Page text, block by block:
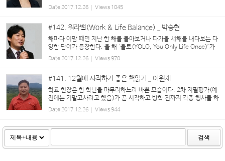
획 중 하나인 것이다. 아무래도 혼자 끝까지 끌고 나가기에는 뒷심이
부족할 거 같아서 교구 전체에 선...
Date2017.12.26 Views 1045
#142. 워라밸(Work & Life Balance) _ 박승현
해마다 이맘 때면 지난 한 해를 돌아보거나 다가올 새해를 내다보는 다
양한 단어가 등장한다. 올 해 ‘욜로(YOLO, You Only Life Once)’가
미디어에 꾸준히 등장했다면, 2018년 트렌드 전망에는 ‘워라밸’이라
는 단어가 있다. 일과 삶의 균형...
Date2017.12.26 Views970
#141. 12월에 시작하기 좋은 책읽기 _ 이원재
학교 현장은 한 학년을 마무리하느라 바쁜 모습이다. 2차 지필평가(예
전에는 기말고사라고 했음)가 곧 시작하고 방학 전까지 각종 행사를 하
면서 학생들이 자신의 생활기록부를 풍성하게 만들 수 있는 기회를 제
공하고 있다. 고3 수험생은 포항 ...
Date2017.12.26 Views944
검색